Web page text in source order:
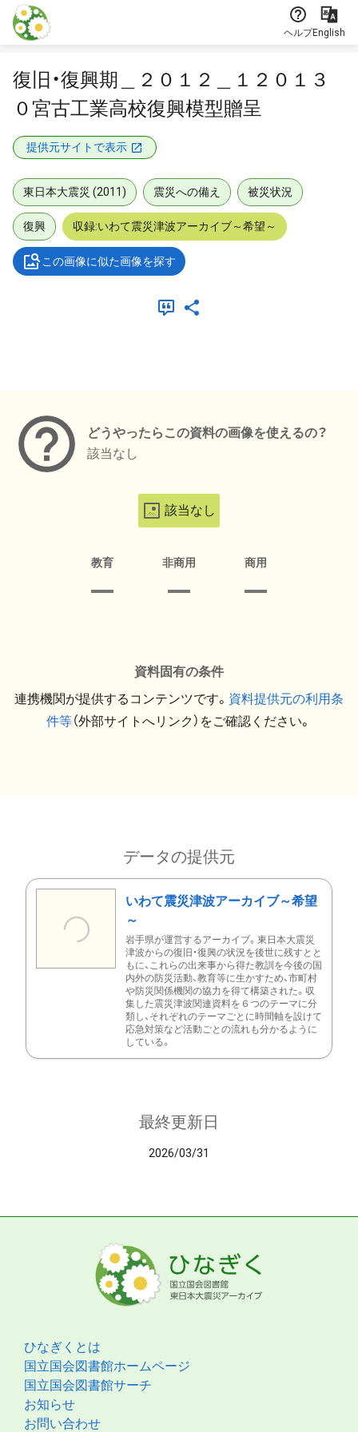
本文に飛ぶ
ヘルプEnglish
復旧・復興期＿２０１２＿１２０１３
０宮古工業高校復興模型贈呈
提供元サイトで表示
東日本大震災 (2011) 震災への備え 被災状況
復興 収録:いわて震災津波アーカイブ～希望～
この画像に似た画像を探す
どうやったらこの資料の画像を使えるの？
該当なし
該当なし
教育 非商用 商用
資料固有の条件
連携機関が提供するコンテンツです。 資料提供元の利用条
件等（外部サイトへリンク）をご確認ください。
データの提供元
いわて震災津波アーカイブ～希望
～
岩手県が運営するアーカイブ。東日本大震災
津波からの復旧・復興の状況を後世に残すとと
もに、これらの出来事から得た教訓を今後の国
内外の防災活動、教育等に生かすため、市町村
や防災関係機関の協力を得て構築された。収
集した震災津波関連資料を６つのテーマに分
類し、それぞれのテーマごとに時間軸を設けて
応急対策など活動ごとの流れも分かるように
している。
最終更新日
2026/03/31
ひなぎくとは
国立国会図書館ホームページ
国立国会図書館サーチ
お知らせ
お問い合わせ